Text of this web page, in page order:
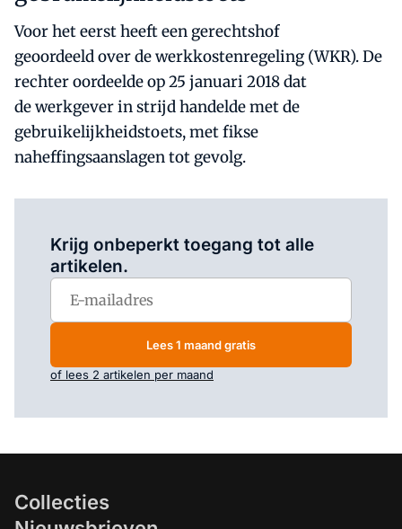
Voor het eerst heeft een gerechtshof
geoordeeld over de werkkostenregeling (WKR). De
rechter oordeelde op 25 januari 2018 dat
de werkgever in strijd handelde met de
gebruikelijkheidstoets, met fikse
naheffingsaanslagen tot gevolg.
Krijg onbeperkt toegang tot alle
artikelen.
Lees 1 maand gratis
of lees 2 artikelen per maand
Collecties